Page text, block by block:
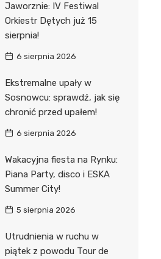
Jaworznie: IV Festiwal
Orkiestr Dętych już 15
sierpnia!
6 sierpnia 2026
Ekstremalne upały w
Sosnowcu: sprawdź, jak się
chronić przed upałem!
6 sierpnia 2026
Wakacyjna fiesta na Rynku:
Piana Party, disco i ESKA
Summer City!
5 sierpnia 2026
Utrudnienia w ruchu w
piątek z powodu Tour de